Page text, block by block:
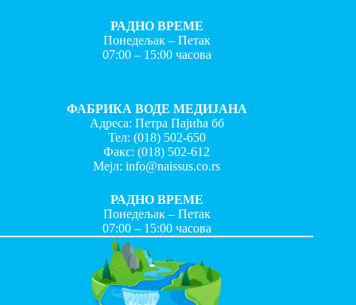
РАДНО ВРЕМЕ
Понедељак – Петак
07:00 – 15:00 часова
ФАБРИКА ВОДЕ МЕДИЈАНА
Адреса: Петра Пајића бб
Тел: (018) 502-650
Факс:(018) 502-612
Мејл:info@naissus.co.rs
РАДНО ВРЕМЕ
Понедељак – Петак
07:00 – 15:00 часова